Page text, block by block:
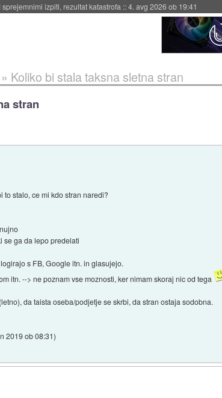
raketo za večkratno uporabo::4. avg 2026 ob 19:41
» Koliko bi stala taksna sletna stran
stran
to stalo, ce mi kdo stran naredi?
se ga da lepo predelati
s FB, Google itn. in glasujejo.
itn. --> ne poznam vse moznosti, ker nimam skoraj nic od tega
da taista oseba/podjetje se skrbi, da stran ostaja sodobna.
2019 ob 08:31)